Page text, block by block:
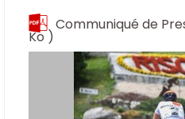
Communiqué de
Ko )